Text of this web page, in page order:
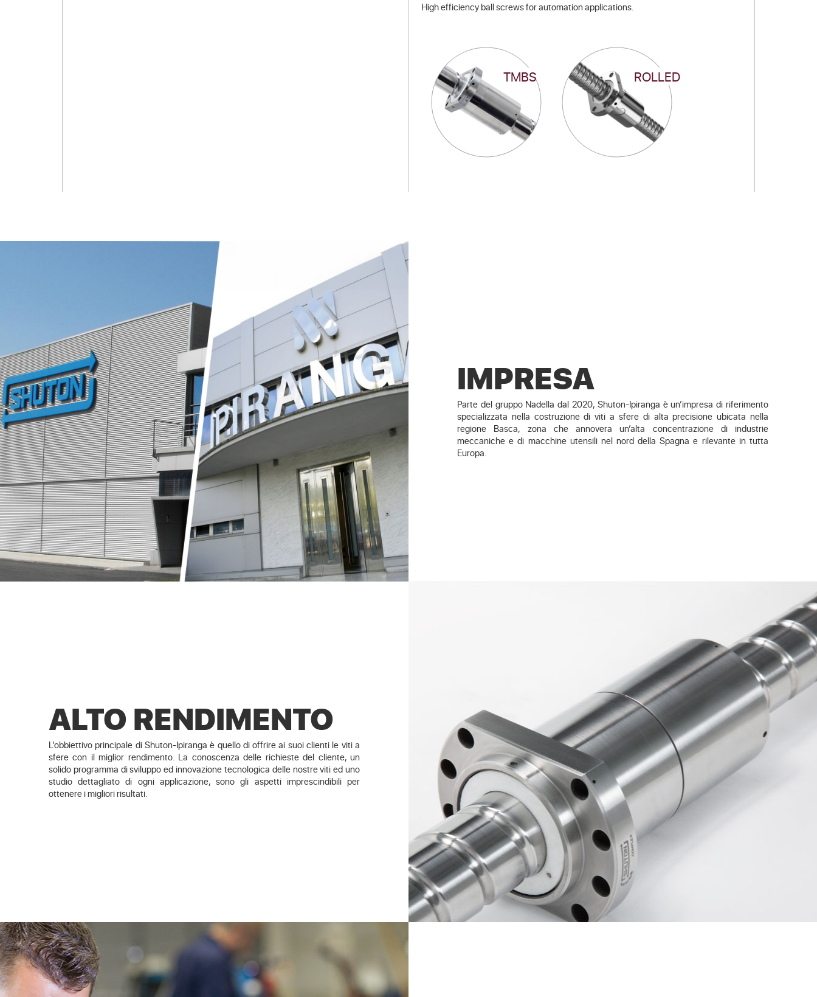
High efficiency ball screws for automation applications.
TMBS ROLLED
IMPRESA
Parte del gruppo Nadella dal 2020, Shuton-Ipiranga è un’impresa di riferimento
specializzata nella costruzione di viti a sfere di alta precisione ubicata nella
regione Basca, zona che annovera un’alta concentrazione di industrie
meccaniche e di macchine utensili nel nord della Spagna e rilevante in tutta
Europa.
ALTO RENDIMENTO
L’obbiettivo principale di Shuton-Ipiranga è quello di offrire ai suoi clienti le viti a
sfere con il miglior rendimento. La conoscenza delle richieste del cliente, un
solido programma di sviluppo ed innovazione tecnologica delle nostre viti ed uno
studio dettagliato di ogni applicazione, sono gli aspetti imprescindibili per
ottenere i migliori risultati.